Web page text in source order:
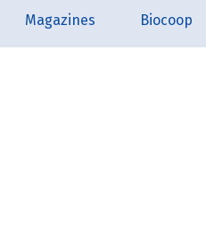
Magazines Biocoop